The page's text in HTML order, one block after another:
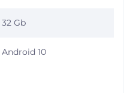
32 Gb
Android 10